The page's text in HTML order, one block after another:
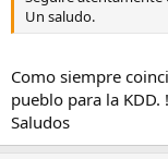
Un saludo.
Como siempre
pueblo para la KDD.
Saludos